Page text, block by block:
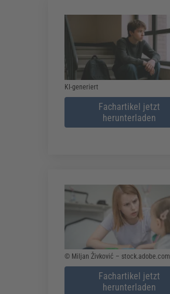
KI-generiert
Fachartikel jetzt
herunterladen
© Miljan Živković – stock.adobe.com
Fachartikel jetzt
herunterladen